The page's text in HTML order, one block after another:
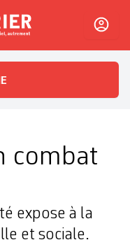
L'essentiel, autrement
combat
expose à la
et sociale.